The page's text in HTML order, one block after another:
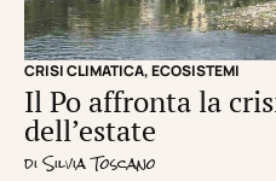
CRISI CLIMATICA,ECOSISTEMI
Il Po affronta la
dell’estate
diSilvia Toscano